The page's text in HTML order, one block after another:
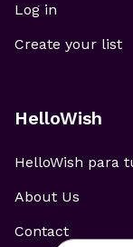
Log in
Create your list
HelloWish
HelloWish para
About Us
Contact